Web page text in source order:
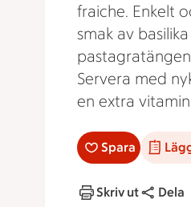
fraiche. Enkelt
smak av
Servera med
en extra
Spara
Skriv ut Dela